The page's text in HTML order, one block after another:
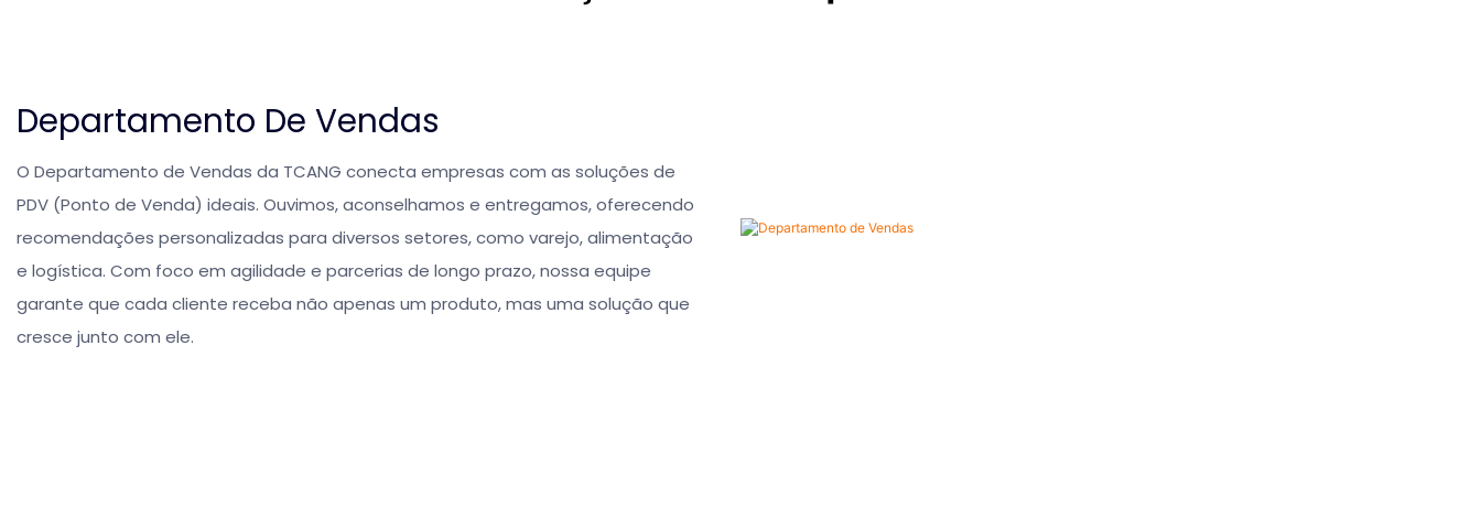
Departamento De Vendas
O Departamento de Vendas da TCANG conecta empresas com as soluções de
PDV (Ponto de Venda) ideais. Ouvimos, aconselhamos e entregamos, oferecendo
recomendações personalizadas para diversos setores, como varejo, alimentação
e logística. Com foco em agilidade e parcerias de longo prazo, nossa equipe
garante que cada cliente receba não apenas um produto, mas uma solução que
cresce junto com ele.